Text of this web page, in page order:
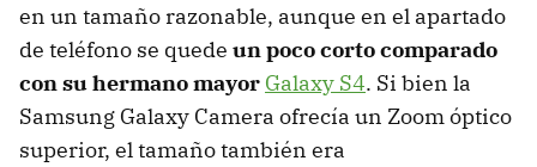
en un tamaño razonable, aunque en el apartado
de teléfono se quede un poco corto comparado
con su hermano mayor Galaxy S4. Si bien la
Samsung Galaxy Camera ofrecía un Zoom óptico
superior, el tamaño también era